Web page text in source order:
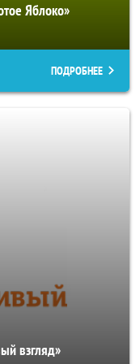
Яблоко»
ПОДРОБНЕЕ
взгляд»